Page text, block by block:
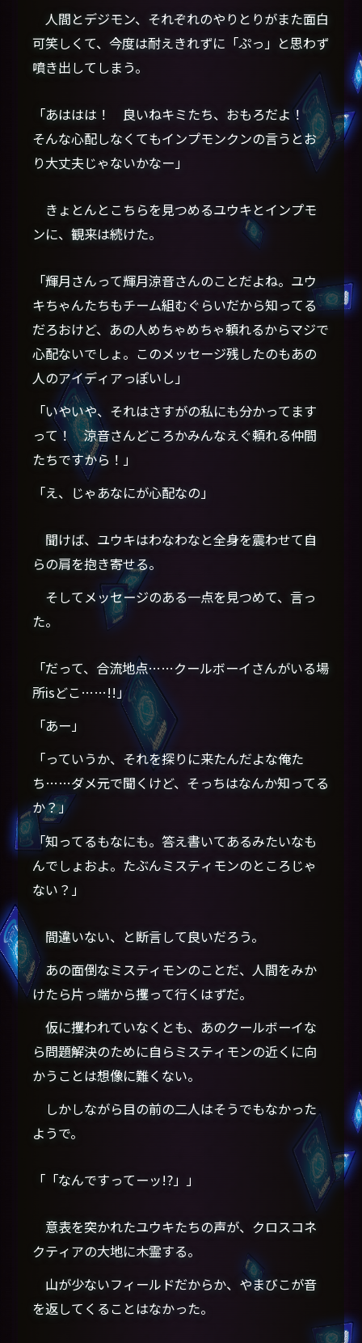
人間とデジモン、それぞれのやりとりがまた面白
可笑しくて、今度は耐えきれずに「ぷっ」と思わず
噴き出してしまう。
「あははは！ 良いねキミたち、おもろだよ！
そんな心配しなくてもインプモンクンの言うとお
り大丈夫じゃないかなー」
きょとんとこちらを見つめるユウキとインプモ
ンに、観来は続けた。
「輝月さんって輝月涼音さんのことだよね。ユウ
キちゃんたちもチーム組むぐらいだから知ってる
だろおけど、あの人めちゃめちゃ頼れるからマジで
心配ないでしょ。このメッセージ残したのもあの
人のアイディアっぽいし」
「いやいや、それはさすがの私にも分かってます
って！ 涼音さんどころかみんなえぐ頼れる仲間
たちですから！」
「え、じゃあなにが心配なの」
聞けば、ユウキはわなわなと全身を震わせて自
らの肩を抱き寄せる。
そしてメッセージのある一点を見つめて、言っ
た。
「だって、合流地点……クールボーイさんがいる場
所isどこ……!!」
「あー」
「っていうか、それを探りに来たんだよな俺た
ち……ダメ元で聞くけど、そっちはなんか知ってる
か？」
「知ってるもなにも。答え書いてあるみたいなも
んでしょおよ。たぶんミスティモンのところじゃ
ない？」
間違いない、と断言して良いだろう。
あの面倒なミスティモンのことだ、人間をみか
けたら片っ端から攫って行くはずだ。
仮に攫われていなくとも、あのクールボーイな
ら問題解決のために自らミスティモンの近くに向
かうことは想像に難くない。
しかしながら目の前の二人はそうでもなかった
ようで。
「「なんですってーッ!?」」
意表を突かれたユウキたちの声が、クロスコネ
クティアの大地に木霊する。
山が少ないフィールドだからか、やまびこが音
を返してくることはなかった。